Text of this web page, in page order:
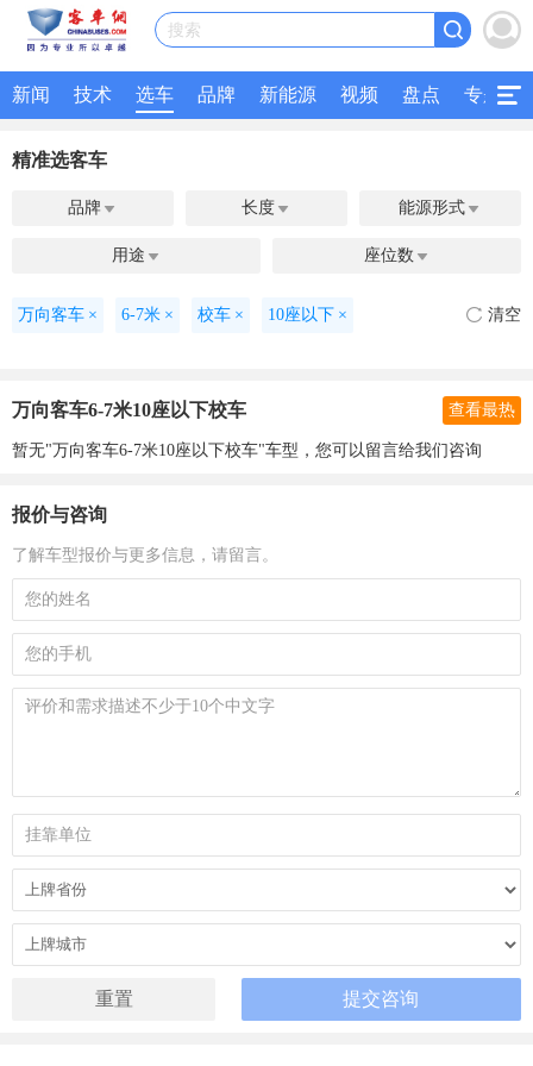
搜索
新闻 技术 选车 品牌 新能源 视频 盘点 专题
精准选客车
品牌  长度  能源形式 
用途  座位数 
万向客车 × 6-7米 × 校车 × 10座以下 × 清空
万向客车6-7米10座以下校车 查看最热
暂无"万向客车6-7米10座以下校车"车型，您可以留言给我们咨询
报价与咨询
了解车型报价与更多信息，请留言。